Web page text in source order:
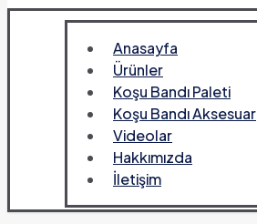
Anasayfa
Ürünler
Koşu Bandı Paleti
Koşu Bandı Aksesuar
Videolar
Hakkımızda
İletişim